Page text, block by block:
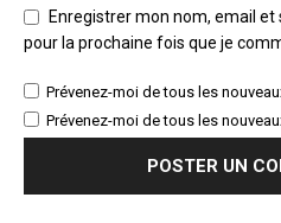
Enregistrer mon nom, email
pour la prochaine fois que je
Prévenez-moi de tous les
Prévenez-moi de tous les